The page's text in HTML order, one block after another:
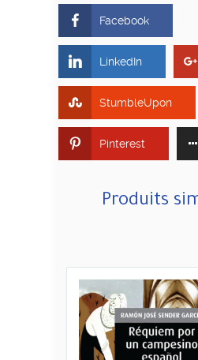
Facebook
LinkedIn
StumbleUpon
Pinterest
Produits